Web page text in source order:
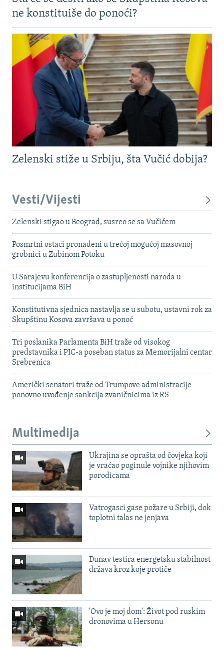
ne konstituiše do ponoći?
Zelenski stiže u Srbiju, šta Vučić dobija?
Vesti/Vijesti
Zelenski stigao u Beograd, susreo se sa Vučićem
Posmrtni ostaci pronađeni u trećoj mogućoj masovnoj
grobnici u Zubinom Potoku
U Sarajevu konferencija o zastupljenosti naroda u
institucijama BiH
Konstitutivna sjednica nastavlja se u subotu, ustavni rok za
Skupštinu Kosova završava u ponoć
Tri poslanika Parlamenta BiH traže od visokog
predstavnika i PIC-a poseban status za Memorijalni centar
Srebrenica
Američki senatori traže od Trumpove administracije
ponovno uvođenje sankcija zvaničnicima iz RS
Multimedija
Ukrajina se oprašta od čovjeka koji
je vraćao poginule vojnike njihovim
porodicama
Vatrogasci gase požare u Srbiji, dok
toplotni talas ne jenjava
Dunav testira energetsku stabilnost
država kroz koje protiče
'Ovo je moj dom': Život pod ruskim
dronovima u Hersonu